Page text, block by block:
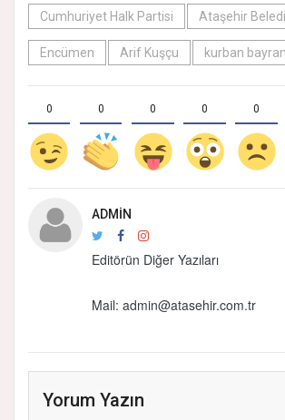
Cumhuriyet Halk Partisi
Ataşehir
Encümen Arif Kuşçu kurban
0 0 0 0 0
ADMIN
Editörün Diğer Yazıları
Mail: admin@atasehir.com.tr
Yorum Yazın